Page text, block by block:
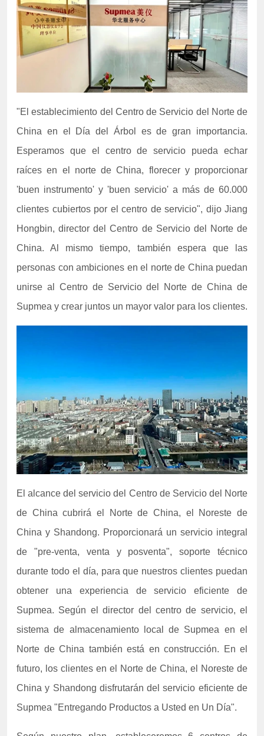
"El establecimiento del Centro de Servicio del Norte de
China en el Día del Árbol es de gran importancia.
Esperamos que el centro de servicio pueda echar
raíces en el norte de China, florecer y proporcionar
'buen instrumento' y 'buen servicio' a más de 60.000
clientes cubiertos por el centro de servicio", dijo Jiang
Hongbin, director del Centro de Servicio del Norte de
China. Al mismo tiempo, también espera que las
personas con ambiciones en el norte de China puedan
unirse al Centro de Servicio del Norte de China de
Supmea y crear juntos un mayor valor para los clientes.
El alcance del servicio del Centro de Servicio del Norte
de China cubrirá el Norte de China, el Noreste de
China y Shandong. Proporcionará un servicio integral
de "pre-venta, venta y posventa", soporte técnico
durante todo el día, para que nuestros clientes puedan
obtener una experiencia de servicio eficiente de
Supmea. Según el director del centro de servicio, el
sistema de almacenamiento local de Supmea en el
Norte de China también está en construcción. En el
futuro, los clientes en el Norte de China, el Noreste de
China y Shandong disfrutarán del servicio eficiente de
Supmea "Entregando Productos a Usted en Un Día".